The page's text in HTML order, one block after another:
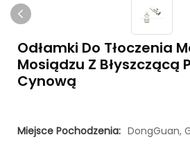
Odłamki Do Tłoczenia
Mosiądzu Z Błyszczącą
Cynową
Miejsce Pochodzenia: DongGuan,